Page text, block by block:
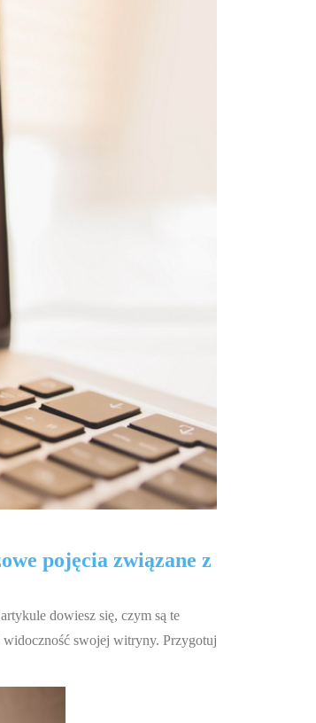
pojęcia związane z
dowiesz się, czym są te
swojej witryny. Przygotuj